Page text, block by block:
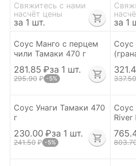
Свяжитесь с нами
насчёт цены
за 1 шт. за 1
Соус Манго с перцем
чили Тамаки 470 г
281.85 ₽за 1 шт.
295.90₽ -5%
Соус
г
337.50
Соус Унаги Тамаки 470
г
230.00 ₽за 1 шт.
241.50₽ -5%
Соус